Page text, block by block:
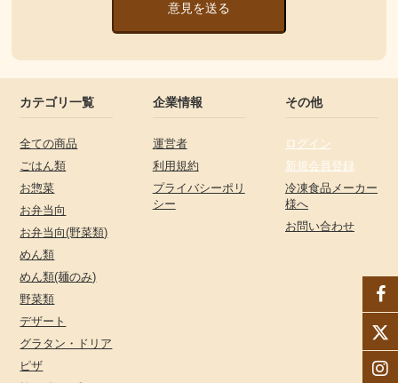
意見を送る
カテゴリ一覧
全ての商品
ごはん類
お惣菜
お弁当向
お弁当向(野菜類)
めん類
めん類(麺のみ)
野菜類
デザート
グラタン・ドリア
ピザ
企業情報
運営者
利用規約
プライバシーポリ
シー
その他
ログイン
新規会員登録
冷凍食品メーカー
様へ
お問い合わせ